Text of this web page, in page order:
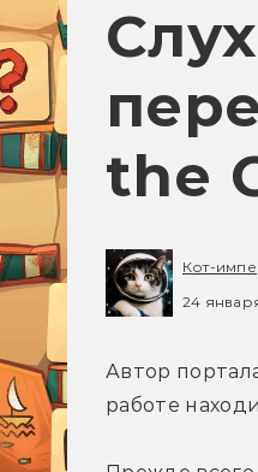
the
Кот-
24
Автор
работе